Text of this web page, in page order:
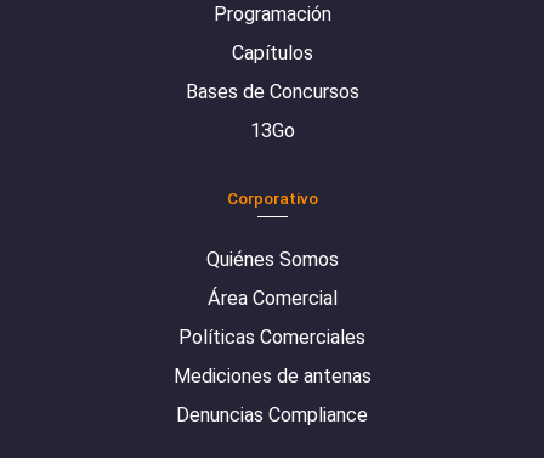
Programación
Capítulos
Bases de Concursos
13Go
Corporativo
Quiénes Somos
Área Comercial
Políticas Comerciales
Mediciones de antenas
Denuncias Compliance